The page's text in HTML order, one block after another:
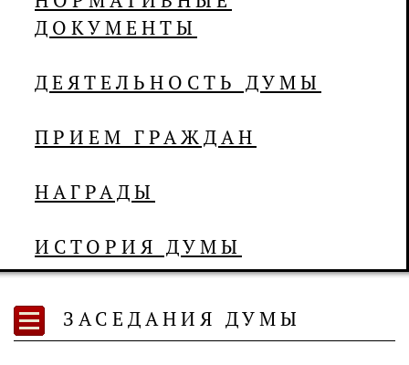
ДОКУМЕНТЫ
ДЕЯТЕЛЬНОСТЬ ДУМЫ
ПРИЕМ ГРАЖДАН
НАГРАДЫ
ИСТОРИЯ ДУМЫ
ЗАСЕДАНИЯ ДУМЫ